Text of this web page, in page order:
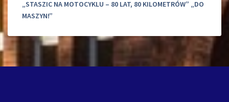
„STASZIC NA MOTOCYKLU – 80 LAT, 80 KILOMETRÓW” „DO
MASZYN!”